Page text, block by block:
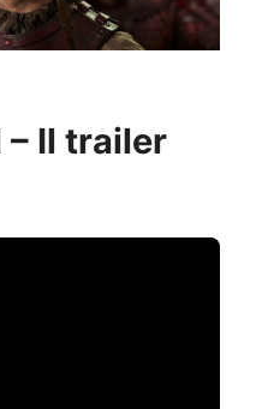
– Il trailer